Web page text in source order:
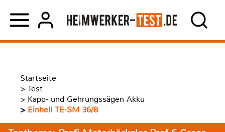
Startseite
> Test
> Kapp- und Gehrungssägen Akku
> Einhell TE-SM 36/8